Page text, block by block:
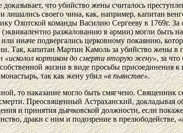
что убийство жены считалось
своего чина, как, например, капитан
Охотской команды Василию Сергееву в 1769г. За
разжалованию в армии) могли быть
иначе подвергались церковному покаянию,
Так, капитан Мартин Камоль за убийство жены в
«исколол кортиком до смерти вторую жену», за
жизни в виде просьбы присоединения к
так как жену убил«в пьянстве».
то наказание могло быть смягчено. Священник
Преосвященный Астраханский, докладывая
и принятия дьячковской должности, если
драки с ним и подозрение в прелюбодействе,